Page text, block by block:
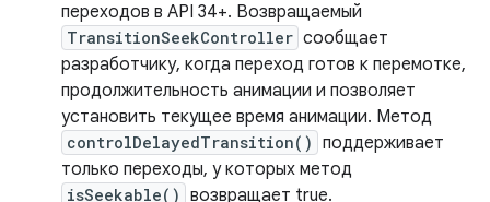
переходов в API 34+. Возвращаемый
TransitionSeekController сообщает
разработчику, когда переход готов к перемотке,
продолжительность анимации и позволяет
установить текущее время анимации. Метод
controlDelayedTransition() поддерживает
только переходы, у которых метод
isSeekable() возвращает true.